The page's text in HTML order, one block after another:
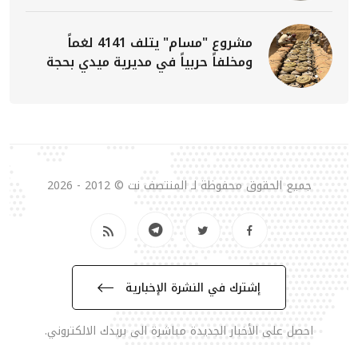
مشروع "مسام" يتلف 4141 لغماً
ومخلفاً حربياً في مديرية ميدي بحجة
جميع الحقوق محفوظة لـ المنتصف نت © 2012 - 2026
إشترك في النشرة الإخبارية
احصل على الأخبار الجديدة مباشرة الى بريدك الالكتروني.